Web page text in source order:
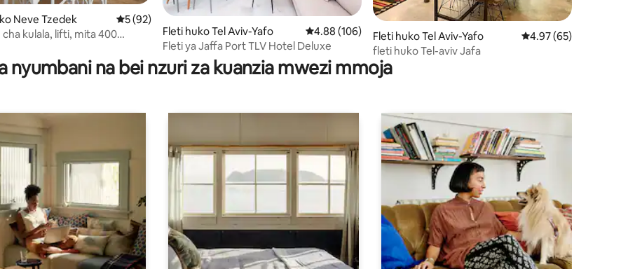
kati ya 5, tathmini 167
Neve Tzedek Ukadiriaji wa wastani wa 5 kati ya 5, tathmini 92
5 (92)
cha kulala, lifti, mita 400
mamad
Fleti huko Tel Aviv-Yafo Ukadiriaji wa wastani wa 4.88 kati ya 5, tathmini 106
4.88 (106)
Fleti ya Jaffa Port TLV Hotel Deluxe
Fleti huko Tel Aviv-Yafo Ukadiriaji wa wastani
4.97 (65)
fleti huko Tel-aviv Jafa
nyumbani na bei nzuri za kuanzia mwezi mmoja